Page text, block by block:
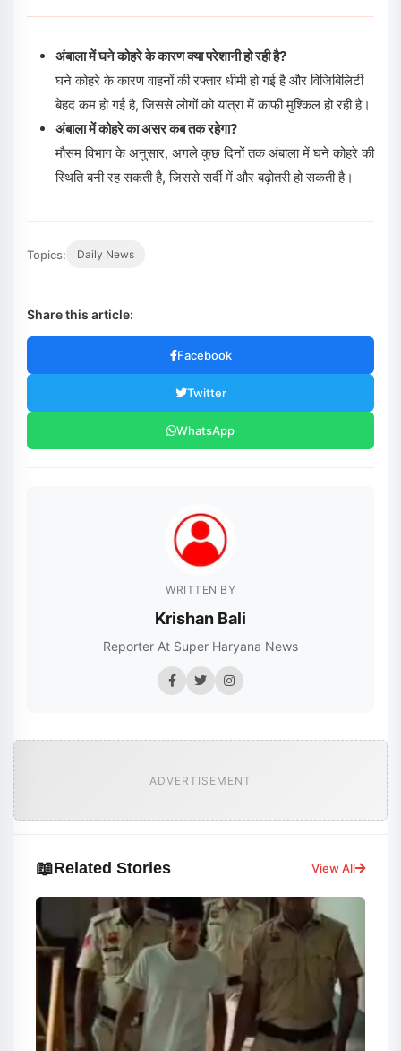
अंबाला में घने कोहरे के कारण क्या परेशानी हो रही है?
घने कोहरे के कारण वाहनों की रफ्तार धीमी हो गई है और विजिबिलिटी
बेहद कम हो गई है, जिससे लोगों को यात्रा में काफी मुश्किल हो रही है।
अंबाला में कोहरे का असर कब तक रहेगा?
मौसम विभाग के अनुसार, अगले कुछ दिनों तक अंबाला में घने कोहरे की
स्थिति बनी रह सकती है, जिससे सर्दी में और बढ़ोतरी हो सकती है।
Topics: Daily News
Share this article:
Facebook
Twitter
WhatsApp
WRITTEN BY
Krishan Bali
Reporter At Super Haryana News
ADVERTISEMENT
📖Related Stories View All